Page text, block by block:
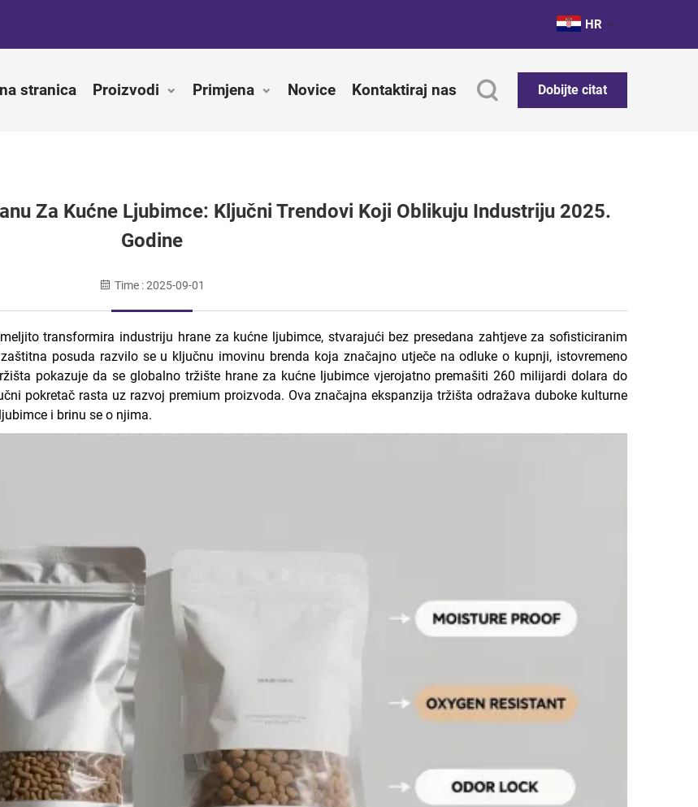
HR
stranica Proizvodi Primjena Novice Kontaktiraj nas Dobijte citat
Za Kućne Ljubimce: Ključni Trendovi Koji Oblikuju Industriju 2025.
Godine
Time : 2025-09-01
transformira industriju hrane za kućne ljubimce, stvarajući bez presedana zahtjeve za sofisticiranim
posuda razvilo se u ključnu imovinu brenda koja značajno utječe na odluke o kupnji, istovremeno
pokazuje da se globalno tržište hrane za kućne ljubimce vjerojatno premašiti 260 milijardi dolara do
pokretač rasta uz razvoj premium proizvoda. Ova značajna ekspanzija tržišta odražava duboke kulturne
i brinu se o njima.